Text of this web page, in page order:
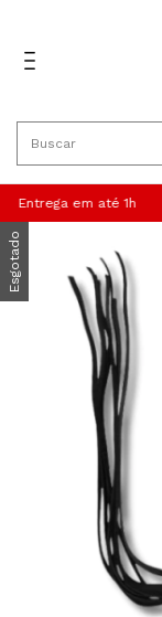
Entrega em até 1h
Esgotado